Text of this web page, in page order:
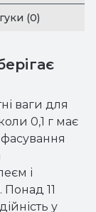
(0)
ваги для
0,1 г має
і
Понад 11
у